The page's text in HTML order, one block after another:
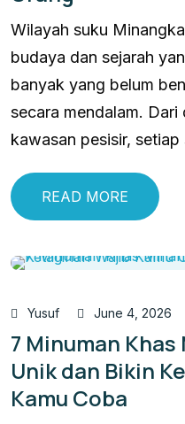
Wilayah suku
budaya dan sejarah
banyak yang belum
secara mendalam.
kawasan pesisir, setiap
READ MORE
Yusuf June 4, 2026
7 Minuman
Unik dan Bikin
Kamu Coba